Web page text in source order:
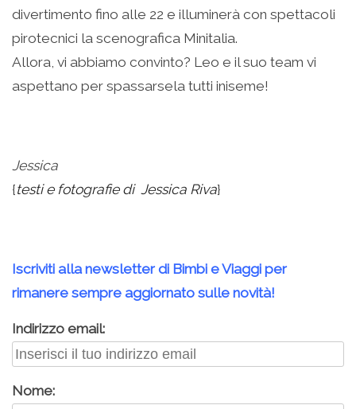
divertimento fino alle 22 e illuminerà con spettacoli
pirotecnici la scenografica Minitalia.
Allora, vi abbiamo convinto? Leo e il suo team vi
aspettano per spassarsela tutti iniseme!
Jessica
{testi e fotografie di Jessica Riva}
Iscriviti alla newsletter di Bimbi e Viaggi per
rimanere sempre aggiornato sulle novità!
Indirizzo email:
Nome: